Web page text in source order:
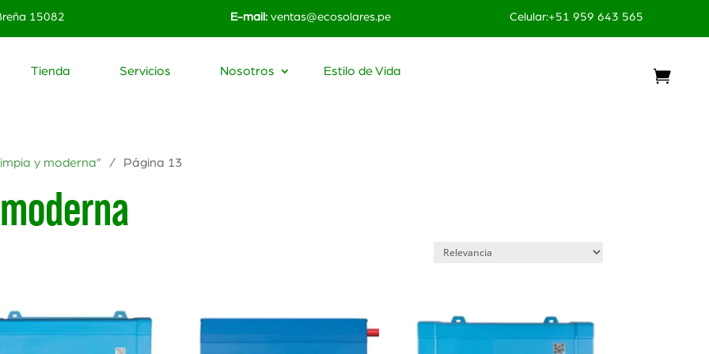
15082 E-mail: ventas@ecosolares.pe Celular:+51 959 643 565
Tienda Servicios Nosotros Estilo de Vida
y moderna” / Página 13